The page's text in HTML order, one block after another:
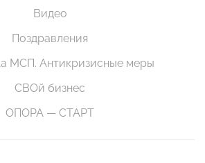
Видео
Поздравления
МСП. Антикризисные меры
СВОй бизнес
ОПОРА — СТАРТ